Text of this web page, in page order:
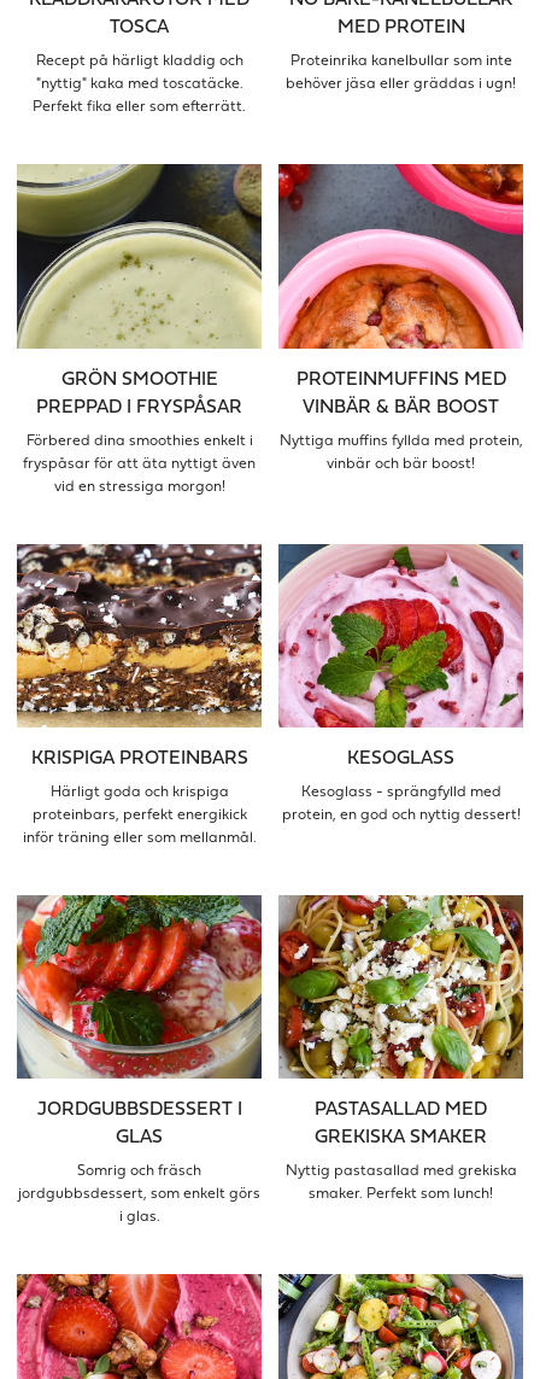
TOSCA
Recept på härligt kladdig och
"nyttig" kaka med toscatäcke.
Perfekt fika eller som efterrätt.
MED PROTEIN
Proteinrika kanelbullar som inte
behöver jäsa eller gräddas i ugn!
GRÖN SMOOTHIE
PREPPAD I FRYSPÅSAR
Förbered dina smoothies enkelt i
fryspåsar för att äta nyttigt även
vid en stressiga morgon!
PROTEINMUFFINS MED
VINBÄR & BÄR BOOST
Nyttiga muffins fyllda med protein,
vinbär och bär boost!
KRISPIGA PROTEINBARS
Härligt goda och krispiga
proteinbars, perfekt energikick
inför träning eller som mellanmål.
KESOGLASS
Kesoglass - sprängfylld med
protein, en god och nyttig dessert!
JORDGUBBSDESSERT I
GLAS
Somrig och fräsch
jordgubbsdessert, som enkelt görs
i glas.
PASTASALLAD MED
GREKISKA SMAKER
Nyttig pastasallad med grekiska
smaker. Perfekt som lunch!